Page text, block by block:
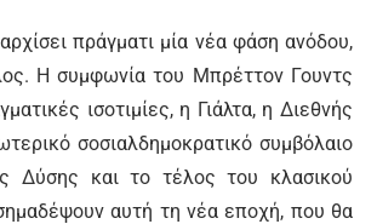
πράγματι μία νέα φάση ανόδου,
Η συμφωνία του Μπρέττον Γουντς
ισοτιμίες, η Γιάλτα, η Διεθνής
σοσιαλδημοκρατικό συμβόλαιο
Δύσης και το τέλος του κλασικού
αυτή τη νέα εποχή, που θα